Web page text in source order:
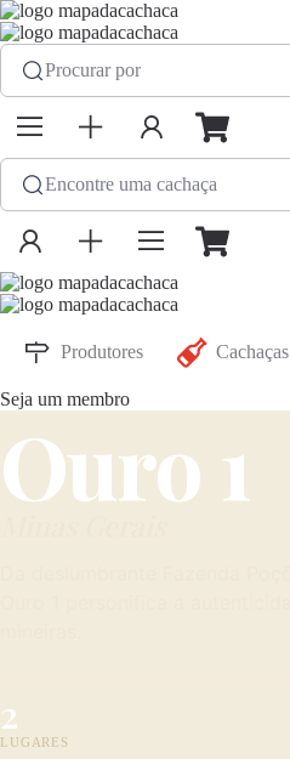
Procurar por
Encontre uma cachaça
Produtores Cachaças
Seja um membro
Ouro 1
2
LUGARES